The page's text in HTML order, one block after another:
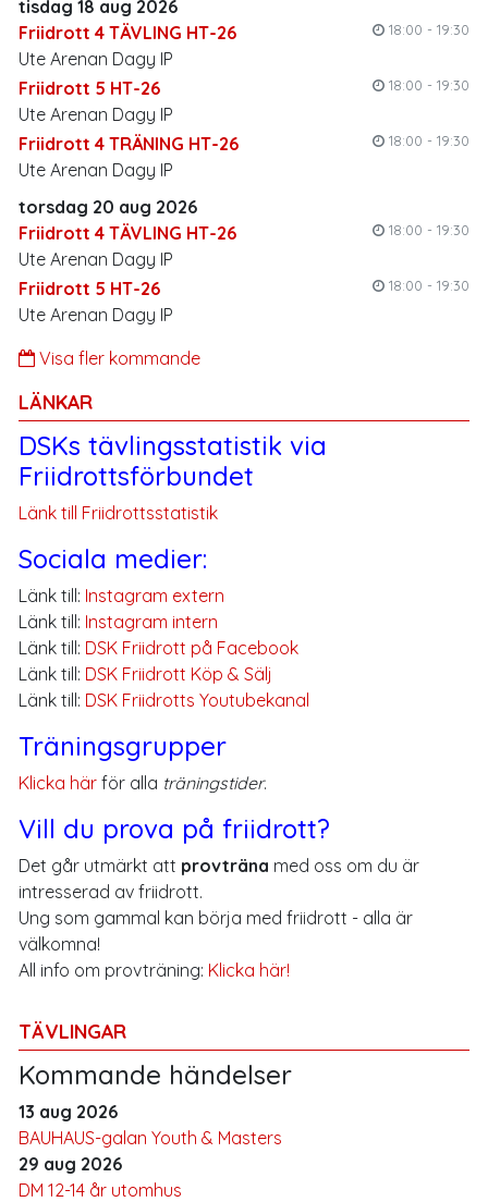
tisdag 18 aug 2026
Friidrott 4 TÄVLING HT-26
18:00 - 19:30
Ute Arenan Dagy IP
Friidrott 5 HT-26
18:00 - 19:30
Ute Arenan Dagy IP
Friidrott 4 TRÄNING HT-26
18:00 - 19:30
Ute Arenan Dagy IP
torsdag 20 aug 2026
Friidrott 4 TÄVLING HT-26
18:00 - 19:30
Ute Arenan Dagy IP
Friidrott 5 HT-26
18:00 - 19:30
Ute Arenan Dagy IP
Visa fler kommande
LÄNKAR
DSKs tävlingsstatistik via
Friidrottsförbundet
Länk till Friidrottsstatistik
Sociala medier:
Länk till: Instagram extern
Länk till: Instagram intern
Länk till: DSK Friidrott på Facebook
Länk till: DSK Friidrott Köp & Sälj
Länk till: DSK Friidrotts Youtubekanal
Träningsgrupper
Klicka här för alla träningstider.
Vill du prova på friidrott?
Det går utmärkt att provträna med oss om du är
intresserad av friidrott.
Ung som gammal kan börja med friidrott - alla är
välkomna!
All info om provträning: Klicka här!
TÄVLINGAR
Kommande händelser
13 aug 2026
BAUHAUS-galan Youth & Masters
29 aug 2026
DM 12-14 år utomhus